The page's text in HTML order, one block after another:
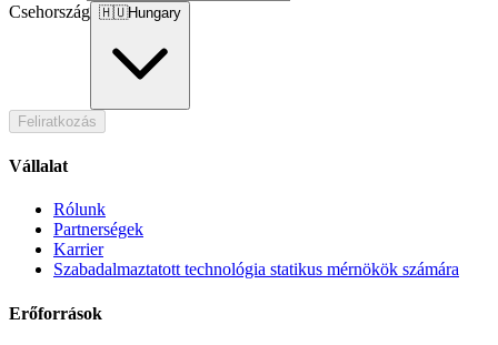
Csehország 🇭🇺Hungary
Feliratkozás
Vállalat
Rólunk
Partnerségek
Karrier
Szabadalmaztatott technológia statikus mérnökök számára
Erőforrások